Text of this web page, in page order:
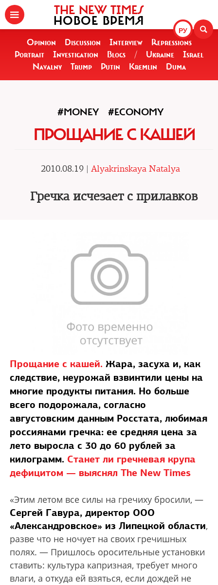
РУ
THE NEW TIMES
НОВОЕ ВРЕМЯ
Opinion Discussion Interview
Repressions
Portrait
Investigation Blogs / Ukraine
Israel
Navalny
Trump Putin Kremlin Duma
#MONEY #ECONOMY
ПРОЩАНИЕ С КАШЕЙ
2010.08.19 | Alyakrinskaya Natalya
Гречка исчезает с прилавков
Прощание с кашей. Жара, засуха и, как
следствие, неурожай взвинтили цены на
многие продукты питания. Но больше
всего подорожала, согласно
августовским данным Росстата, любимая
россиянами гречка: ее средняя цена за
лето выросла с 30 до 60 рублей за
килограмм. Станет ли гречневая крупа
дефицитом — выяснял The New Times
«Этим летом все силы на гречиху бросили, —
Сергей Гавура, директор ООО
«Александровское» из Липецкой области,
разве что не ночует на своих гречишных
полях. — Пришлось оросительные установки
ставить: культура капризная, требует много
влаги, а откуда ей взяться, если дождей не